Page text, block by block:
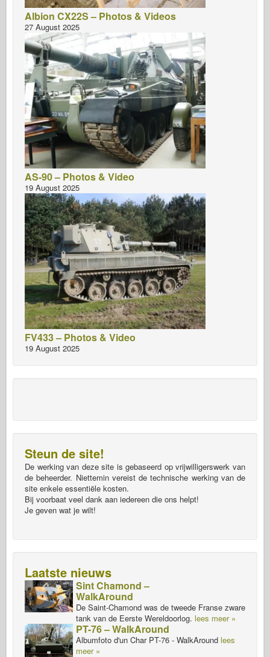
Albion CX22S – Photos & Videos
27 August 2025
AS-90 – Photos & Video
19 August 2025
FV433 – Photos & Video
19 August 2025
Steun de site!
De werking van deze site is gebaseerd op vrijwilligerswerk van
de beheerder. Niettemin vereist de technische werking van de
site enkele essentiële kosten.
Bij voorbaat veel dank aan iedereen die ons helpt!
Je geven wat je wilt!
Laatste nieuws
Sint Chamond –
WalkAround
De Saint-Chamond was de tweede Franse zware
tank van de Eerste Wereldoorlog. lees meer »
PT-76 – WalkAround
Albumfoto d'un Char PT-76 - WalkAround lees
meer »